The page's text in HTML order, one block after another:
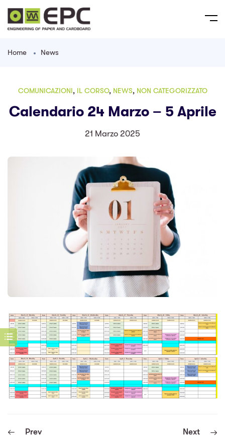
Home News
COMUNICAZIONI, IL CORSO, NEWS, NON CATEGORIZZATO
Calendario 24 Marzo – 5 Aprile
21 Marzo 2025
Prev Next